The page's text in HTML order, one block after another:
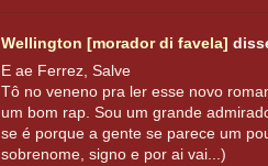
Wellington [morador di favela]
E ae Ferrez, Salve
Tô no veneno pra ler esse novo
um bom rap. Sou um grande
se é porque a gente se parece um
sobrenome, signo e por ai vai...)